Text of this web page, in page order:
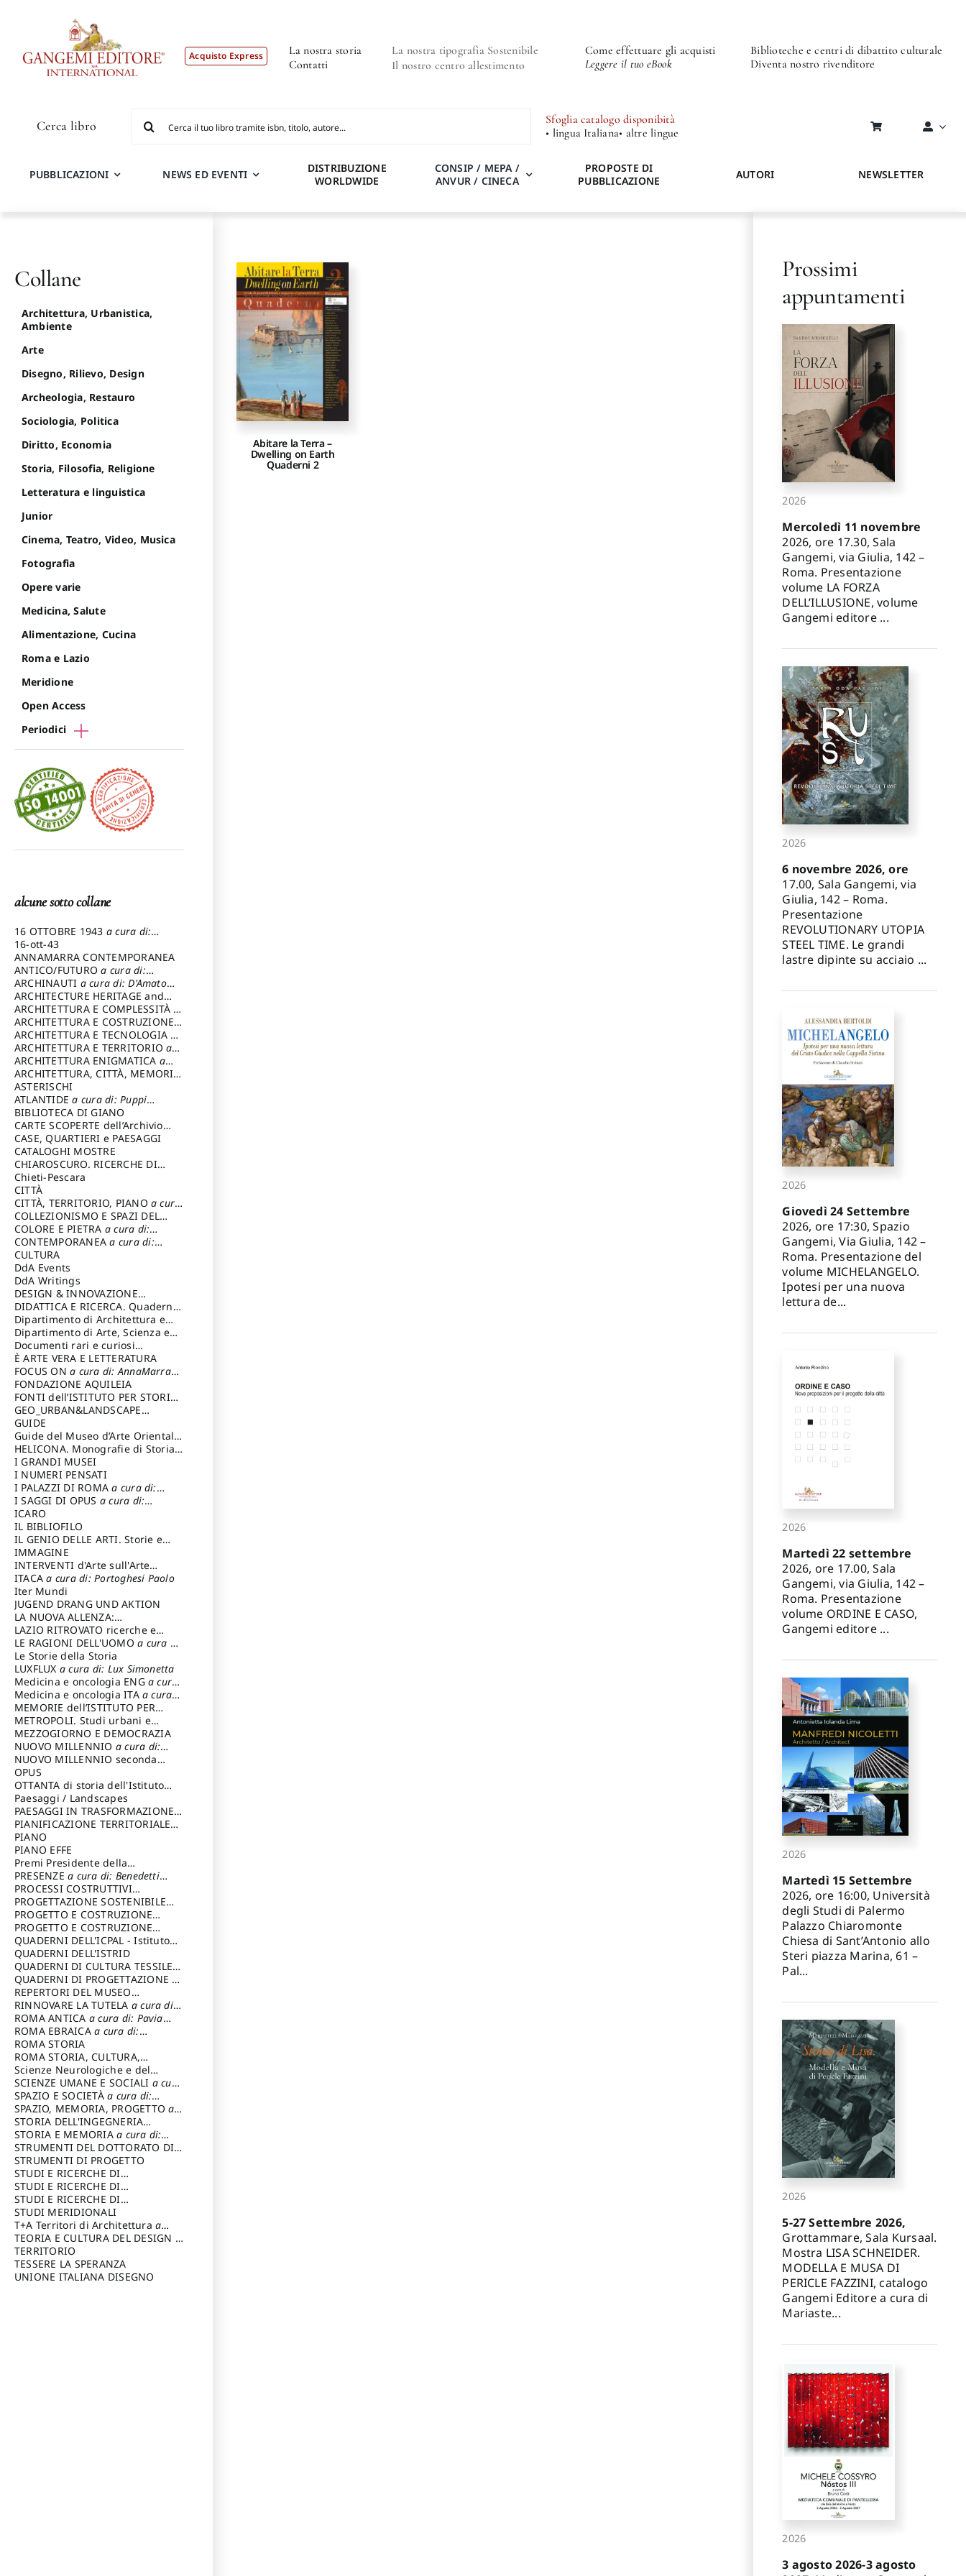
Acquisto Express
La nostra storia
Contatti
La nostra tipografia Sostenibile
Il nostro centro allestimento
Come effettuare gli acquisti
Leggere il tuo eBook
Biblioteche e centri di dibattito culturale
Diventa nostro rivenditore
Cerca libro
per:
Sfoglia catalogo disponibità
• lingua Italiana• altre lingue
PUBBLICAZIONI NEWS ED EVENTI
DISTRIBUZIONE
WORLDWIDE
CONSIP / MEPA /
ANVUR / CINECA
PROPOSTE DI
PUBBLICAZIONE
AUTORI NEWSLETTER
Abitare la Terra –
Dwelling on Earth
Quaderni 2
Collane
Architettura, Urbanistica,
Ambiente
Arte
Disegno, Rilievo, Design
Archeologia, Restauro
Sociologia, Politica
Diritto, Economia
Storia, Filosofia, Religione
Letteratura e linguistica
Junior
Cinema, Teatro, Video, Musica
Fotografia
Opere varie
Medicina, Salute
Alimentazione, Cucina
Roma e Lazio
Meridione
Open Access
Periodici
alcune sotto collane
16 OTTOBRE 1943 a cura di:
Pezzetti Marcello
16-ott-43
ANNAMARRA CONTEMPORANEA
ANTICO/FUTUROa cura di:
Varagnoli Claudio
ARCHINAUTI a cura di: D'Amato
Claudio
ARCHITECTURE HERITAGE and
DESIGN
ARCHITETTURA E COMPLESSITÀ a
cura di: Piva Antonio
ARCHITETTURA E COSTRUZIONEa
cura di: Poretti Sergio
ARCHITETTURA E TECNOLOGIA a
cura di: Carrara Gianfranco
ARCHITETTURA E TERRITORIOa
cura di: Pietrogrande Enrico
ARCHITETTURA ENIGMATICA a
cura di: Lenci Ruggero
ARCHITETTURA, CITTÀ, MEMORIA
a cura di: Valeriani Enrico
ASTERISCHI
ATLANTIDEa cura di: Puppi
Lionello
BIBLIOTECA DI GIANO
CARTE SCOPERTE dell’Archivio
Storico Capitolino
CASE, QUARTIERI e PAESAGGI
CATALOGHI MOSTRE
CHIAROSCURO. RICERCHE DI
STORIA E STORIA DELL'ARTE
cura di: Di Carpegna Falconieri
Tommaso
Chieti-Pescara
CITTÀ
CITTÀ, TERRITORIO, PIANO a cura
di: Imbesi Giuseppe
COLLEZIONISMO E SPAZI DEL
COLLEZIONISMO a cura di:
Magnani Lauro
COLORE E PIETRA a cura di:
Selvaggi Giuseppe
CONTEMPORANEAa cura di:
Gubinelli Luna
CULTURA
DdA Events
DdA Writings
DESIGN & INNOVAZIONE
TECNOLOGICAa cura di: Vallicelli
Andrea
DIDATTICA E RICERCA. Quaderni
della Scuola
Dipartimento di Architettura e
Analisi della Città Mediterranea
Dipartimento di Arte, Scienza e
Tecnica del Costuire
Documenti rari e curiosi
dall'Archivio Segreto
È ARTE VERA E LETTERATURA
FOCUS ONa cura di: AnnaMarra
Contemporanea
FONDAZIONE AQUILEIA
FONTI dell’ISTITUTO PER STORIA
DEL RISORGIMENTO
GEO_URBAN&LANDSCAPE
PLANNING (GULP)
Trusiani Elio
GUIDE
Guide del Museo d’Arte Orientale
“Giuseppe Tucci”
HELICONA. Monografie di Storia
dell'Artea cura di: Gallo Marco
I GRANDI MUSEI
I NUMERI PENSATI
I PALAZZI DI ROMAa cura di:
Ippoliti Alessandro
I SAGGI DI OPUS a cura di:
Scalesse Tommaso
ICARO
IL BIBLIOFILO
IL GENIO DELLE ARTI. Storie e
interpretazione
IMMAGINE
INTERVENTI d'Arte sull'Arte
dedicata alla cultura della
conservazione d’arte
Fondazione Paola Droghetti onlus
ITACAa cura di: Portoghesi Paolo
Iter Mundi
JUGEND DRANG UND AKTION
LA NUOVA ALLENZA:
ARCHITETTURA & AMBIENTE
LAZIO RITROVATO ricerche e
restauri
LE RAGIONI DELL'UOMOa cura di:
Lombardi Satriani Luigi
Le Storie della Storia
LUXFLUX a cura di: Lux Simonetta
Medicina e oncologia ENG a cura
di: Lopez Massimo
Medicina e oncologia ITA a cura
di: Lopez Massimo
MEMORIE dell’ISTITUTO PER
STORIA DEL RISORGIMENTO
METROPOLI. Studi urbani e
regionali
MEZZOGIORNO E DEMOCRAZIA
NUOVO MILLENNIO a cura di:
Capaldo Pellegrino
NUOVO MILLENNIO seconda
serie
Francesco
OPUS
OTTANTA di storia dell'Istituto
storia dell’Istitutoa cura di:
Cavalieri Patrizia
Paesaggi / Landscapes
PAESAGGI IN TRASFORMAZIONEa
cura di: Corti Enrico A.
PIANIFICAZIONE TERRITORIALE
URBANISTICA ED AMBIENTALE
cura di: Costa Enrico
PIANO
PIANO EFFE
Premi Presidente della
Repubblica
PRESENZEa cura di: Benedetti
Sandro
PROCESSI COSTRUTTIVI
DELL'ARCHITETTURAa cura di:
Ippoliti Alessandro
PROGETTAZIONE SOSTENIBILE
PARTECIPATA
PROGETTO E COSTRUZIONE
DELL’ARCHITETTURA
PROGETTO E COSTRUZIONE
SOSTENIBILE
QUADERNI DELL'ICPAL - Istituto
centrale per il restauro e la
conservazione del patrimonio
archivistico e librario
QUADERNI DELL'ISTRID
QUADERNI DI CULTURA TESSILEa
cura di: Crispolti Livia
QUADERNI DI PROGETTAZIONE a
cura di: Giura Longo Tommaso
REPERTORI DEL MUSEO
CENTRALE DEL RISORGIMENTOa
cura di: Pizzo Marco
RINNOVARE LA TUTELA a cura di:
Cicalò Enrico
ROMA ANTICA a cura di: Pavia
Carlo
ROMA EBRAICAa cura di:
Procaccia Claudio
ROMA STORIA
ROMA STORIA, CULTURA,
IMMAGINEa cura di: Fagiolo
Marcello
Scienze Neurologiche e del
Comportamento
SCIENZE UMANE E SOCIALI a cura
di: Iannizzi Salvatore
SPAZIO E SOCIETÀa cura di:
Cassetti Roberto
SPAZIO, MEMORIA, PROGETTOa
cura di: Rossi Massimo
STORIA DELL'INGEGNERIA
STRUTTURALE IN ITALIAa cura di:
Poretti Sergio
STORIA E MEMORIAa cura di:
Rossi Lauro
STRUMENTI DEL DOTTORATO DI
RICERCA IN RILIEVO E
RAPPRESENTAZIONE
DELL’ARCHITETTURA E
DELL’AMBIENTEa cura di: Migliari
Riccardo
STRUMENTI DI PROGETTO
STUDI E RICERCHE DI
ARCHEOLOGIA IN SICILIA
di: Pelagatti Paola
STUDI E RICERCHE DI
ARCHITETTURA del Dipartimento
di Architettura Università degli
Studi G. d' Annunzio
STUDI E RICERCHE DI
ARCHITETTURA del Dipartimento
di Architettura Università degli
Studi G. d' Annunzio, Chieti-
Pescaraa cura di: Fusero Paolo
STUDI MERIDIONALI
T+A Territori di Architetturaa
cura di: Ramazzotti Luigi
TEORIA E CULTURA DEL DESIGN a
cura di: Furlanis Giuseppe
TERRITORIO
TESSERE LA SPERANZA
UNIONE ITALIANA DISEGNO
Prossimi
appuntamenti
2026
Mercoledì 11 novembre
2026, ore 17.30, Sala
Gangemi, via Giulia, 142 –
Roma. Presentazione
volume LA FORZA
DELL’ILLUSIONE, volume
Gangemi editore ...
2026
6 novembre 2026, ore
17.00, Sala Gangemi, via
Giulia, 142 – Roma.
Presentazione
REVOLUTIONARY UTOPIA
STEEL TIME. Le grandi
lastre dipinte su acciaio ...
2026
Giovedì 24 Settembre
2026, ore 17:30, Spazio
Gangemi, Via Giulia, 142 –
Roma. Presentazione del
volume MICHELANGELO.
Ipotesi per una nuova
lettura de...
2026
Martedì 22 settembre
2026, ore 17.00, Sala
Gangemi, via Giulia, 142 –
Roma. Presentazione
volume ORDINE E CASO,
Gangemi editore ...
2026
Martedì 15 Settembre
2026, ore 16:00, Università
degli Studi di Palermo
Palazzo Chiaromonte
Chiesa di Sant’Antonio allo
Steri piazza Marina, 61 –
Pal...
2026
5-27 Settembre 2026,
Grottammare, Sala Kursaal.
Mostra LISA SCHNEIDER.
MODELLA E MUSA DI
PERICLE FAZZINI, catalogo
Gangemi Editore a cura di
Mariaste...
2026
3 agosto 2026-3 agosto